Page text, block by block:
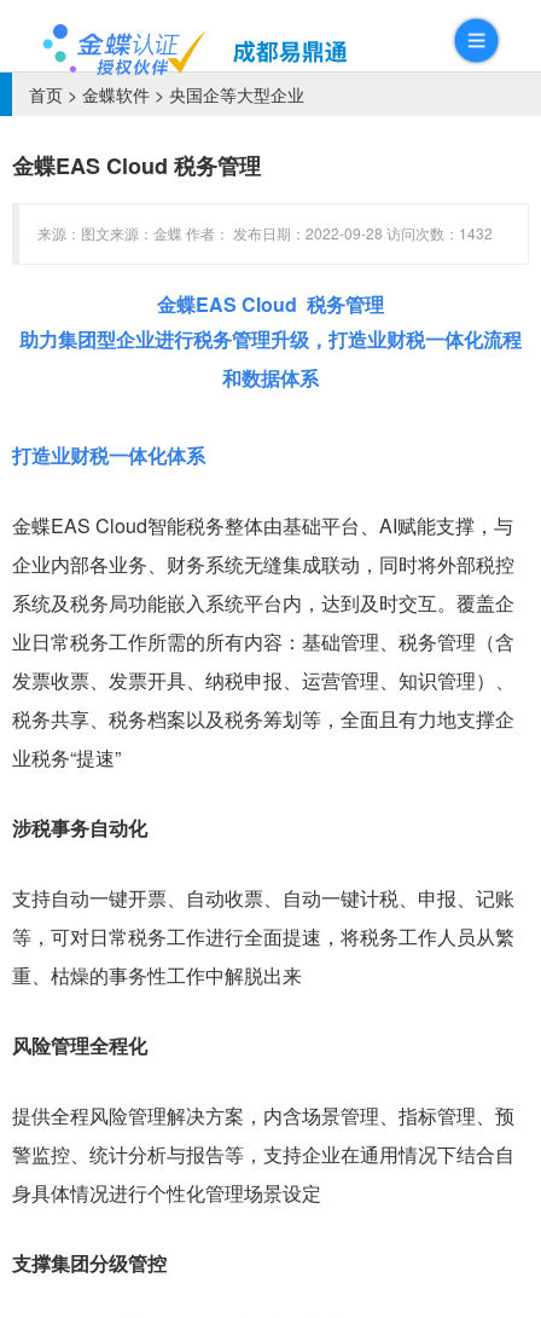
首页 > 金蝶软件 > 央国企等大型企业
金蝶EAS Cloud 税务管理
来源：图文来源：金蝶 作者： 发布日期：2022-09-28 访问次数：1432
金蝶EAS Cloud 税务管理
助力集团型企业进行税务管理升级，打造业财税一体化流程
和数据体系
打造业财税一体化体系
金蝶EAS Cloud智能税务整体由基础平台、AI赋能支撑，与
企业内部各业务、财务系统无缝集成联动，同时将外部税控
系统及税务局功能嵌入系统平台内，达到及时交互。覆盖企
业日常税务工作所需的所有内容：基础管理、税务管理（含
发票收票、发票开具、纳税申报、运营管理、知识管理）、
税务共享、税务档案以及税务筹划等，全面且有力地支撑企
业税务“提速”
涉税事务自动化
支持自动一键开票、自动收票、自动一键计税、申报、记账
等，可对日常税务工作进行全面提速，将税务工作人员从繁
重、枯燥的事务性工作中解脱出来
风险管理全程化
提供全程风险管理解决方案，内含场景管理、指标管理、预
警监控、统计分析与报告等，支持企业在通用情况下结合自
身具体情况进行个性化管理场景设定
支撑集团分级管控